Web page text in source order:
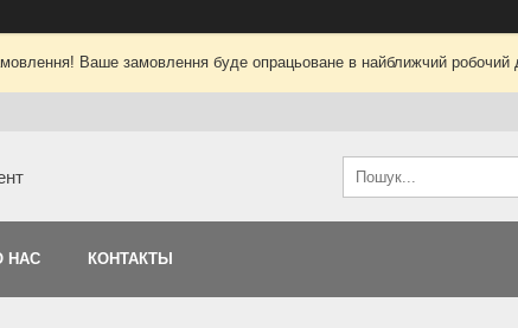
Ваше замовлення буде опрацьоване в найближчий
НАС КОНТАКТЫ